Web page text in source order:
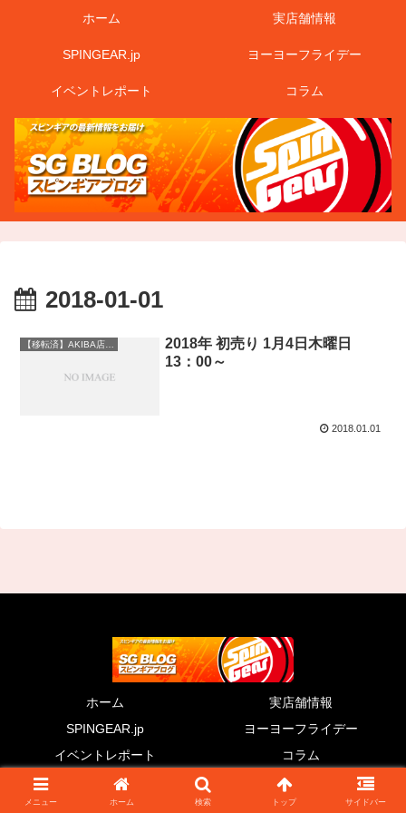
ホーム 実店舗情報
SPINGEAR.jp ヨーヨーフライデー
イベントレポート コラム
2018-01-01
【移転済】AKIBA店情報
2018年 初売り 1月4日木曜日
13：00～
2018.01.01
ホーム
実店舗情報
SPINGEAR.jp
ヨーヨーフライデー
イベントレポート
コラム
© 2011 SG BLOG.
メニュー ホーム 検索 トップ サイドバー